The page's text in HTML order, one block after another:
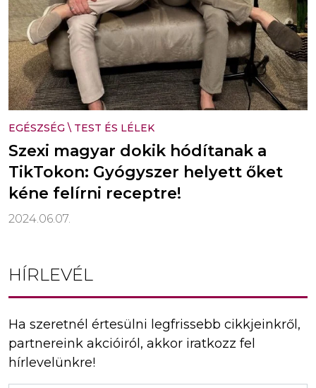
EGÉSZSÉG \ TEST ÉS LÉLEK
Szexi magyar dokik hódítanak a
TikTokon: Gyógyszer helyett őket
kéne felírni receptre!
2024.06.07.
HÍRLEVÉL
Ha szeretnél értesülni legfrissebb cikkjeinkről,
partnereink akcióiról, akkor iratkozz fel
hírlevelünkre!